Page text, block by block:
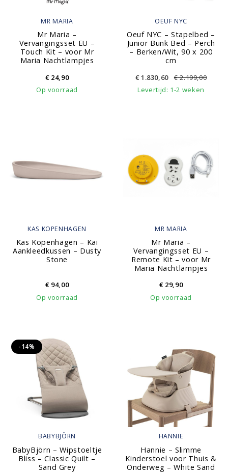
MR MARIA
Mr Maria –
Vervangingsset EU –
Touch Kit – voor Mr
Maria Nachtlampjes
€24,90
Op voorraad
OEUF NYC
Oeuf NYC – Stapelbed –
Junior Bunk Bed – Perch
– Berken/Wit, 90 x 200
cm
€ 1.830,60 €2.199,00
Levertijd: 1-2 weken
KAS KOPENHAGEN
Kas Kopenhagen – Kai
Aankleedkussen – Dusty
Stone
€94,00
Op voorraad
MR MARIA
Mr Maria –
Vervangingsset EU –
Remote Kit – voor Mr
Maria Nachtlampjes
€29,90
Op voorraad
BABYBJÖRN
BabyBjörn – Wipstoeltje
Bliss – Classic Quilt –
Sand Grey
-14%
HANNIE
Hannie – Slimme
Kinderstoel voor Thuis &
Onderweg – White Sand